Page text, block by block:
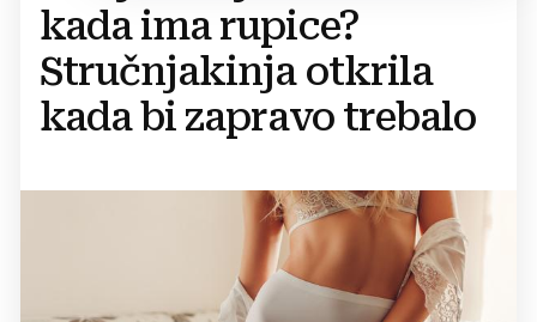
kada ima rupice?
Stručnjakinja otkrila
kada bi zapravo trebalo